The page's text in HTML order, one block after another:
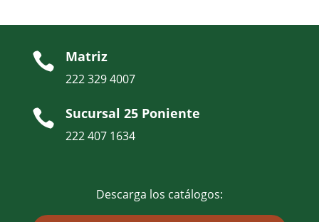
 Matriz
222 329 4007
 Sucursal 25 Poniente
222 407 1634
Descarga los catálogos: